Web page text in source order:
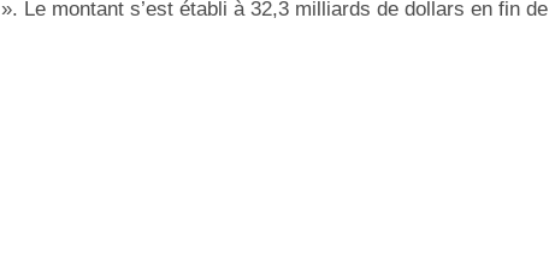
». Le montant s’est établi à 32,3 milliards de dollars en fin de